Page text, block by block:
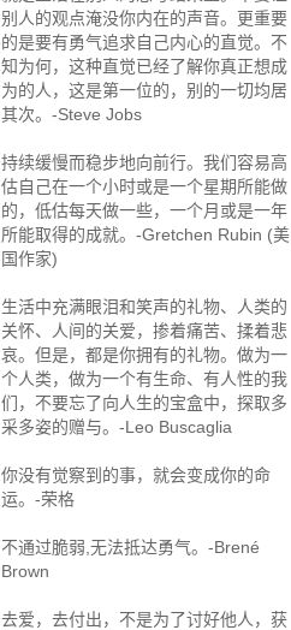
别人的观点淹没你内在的声音。更重要
的是要有勇气追求自己内心的直觉。不
知为何，这种直觉已经了解你真正想成
为的人，这是第一位的，别的一切均居
其次。-Steve Jobs
持续缓慢而稳步地向前行。我们容易高
估自己在一个小时或是一个星期所能做
的，低估每天做一些，一个月或是一年
所能取得的成就。-Gretchen Rubin (美
国作家)
生活中充满眼泪和笑声的礼物、人类的
关怀、人间的关爱，掺着痛苦、揉着悲
哀。但是，都是你拥有的礼物。做为一
个人类，做为一个有生命、有人性的我
们，不要忘了向人生的宝盒中，探取多
采多姿的赠与。-Leo Buscaglia
你没有觉察到的事，就会变成你的命
运。-荣格
不通过脆弱,无法抵达勇气。-Brené
Brown
去爱，去付出，不是为了讨好他人，获